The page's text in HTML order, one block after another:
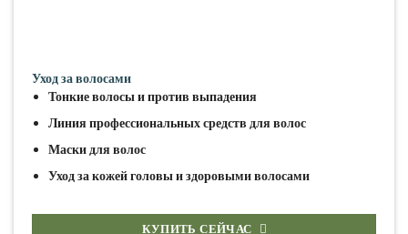
Уход за волосами
Тонкие волосы и против выпадения
Линия профессиональных средств для волос
Маски для волос
Уход за кожей головы и здоровыми волосами
КУПИТЬ СЕЙЧАС